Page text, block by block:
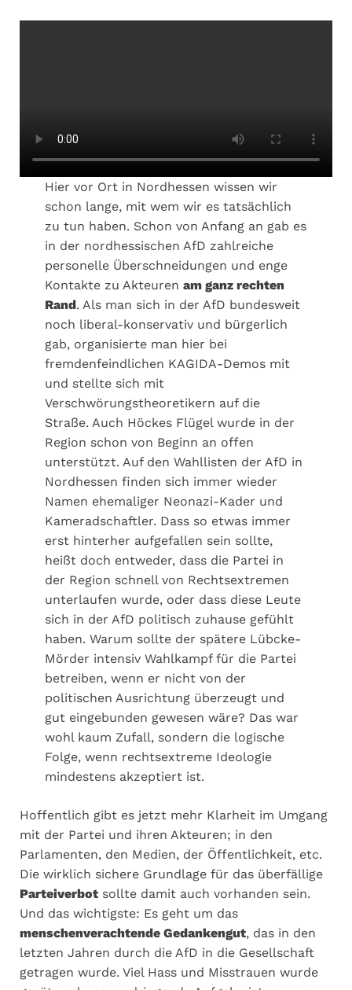
Hier vor Ort in Nordhessen wissen wir
schon lange, mit wem wir es tatsächlich
zu tun haben. Schon von Anfang an gab es
in der nordhessischen AfD zahlreiche
personelle Überschneidungen und enge
Kontakte zu Akteuren am ganz rechten
Rand. Als man sich in der AfD bundesweit
noch liberal-konservativ und bürgerlich
gab, organisierte man hier bei
fremdenfeindlichen KAGIDA-Demos mit
und stellte sich mit
Verschwörungstheoretikern auf die
Straße. Auch Höckes Flügel wurde in der
Region schon von Beginn an offen
unterstützt. Auf den Wahllisten der AfD in
Nordhessen finden sich immer wieder
Namen ehemaliger Neonazi-Kader und
Kameradschaftler. Dass so etwas immer
erst hinterher aufgefallen sein sollte,
heißt doch entweder, dass die Partei in
der Region schnell von Rechtsextremen
unterlaufen wurde, oder dass diese Leute
sich in der AfD politisch zuhause gefühlt
haben. Warum sollte der spätere Lübcke-
Mörder intensiv Wahlkampf für die Partei
betreiben, wenn er nicht von der
politischen Ausrichtung überzeugt und
gut eingebunden gewesen wäre? Das war
wohl kaum Zufall, sondern die logische
Folge, wenn rechtsextreme Ideologie
mindestens akzeptiert ist.
Hoffentlich gibt es jetzt mehr Klarheit im Umgang
mit der Partei und ihren Akteuren; in den
Parlamenten, den Medien, der Öffentlichkeit, etc.
Die wirklich sichere Grundlage für das überfällige
Parteiverbot sollte damit auch vorhanden sein.
Und das wichtigste: Es geht um das
menschenverachtende Gedankengut, das in den
letzten Jahren durch die AfD in die Gesellschaft
getragen wurde. Viel Hass und Misstrauen wurde